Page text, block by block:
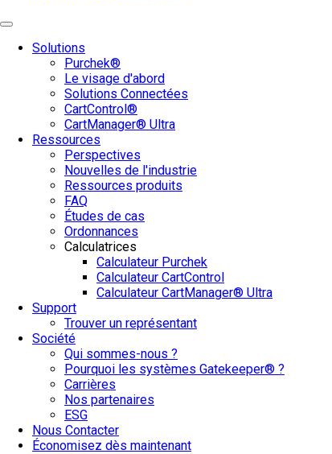
Solutions
Purchek®
Le visage d'abord
Solutions Connectées
CartControl®
CartManager® Ultra
Ressources
Perspectives
Nouvelles de l'industrie
Ressources produits
FAQ
Études de cas
Ordonnances
Calculatrices
Calculateur Purchek
Calculateur CartControl
Calculateur CartManager® Ultra
Support
Trouver un représentant
Société
Qui sommes-nous ?
Pourquoi les systèmes Gatekeeper® ?
Carrières
Nos partenaires
ESG
Nous Contacter
Économisez dès maintenant